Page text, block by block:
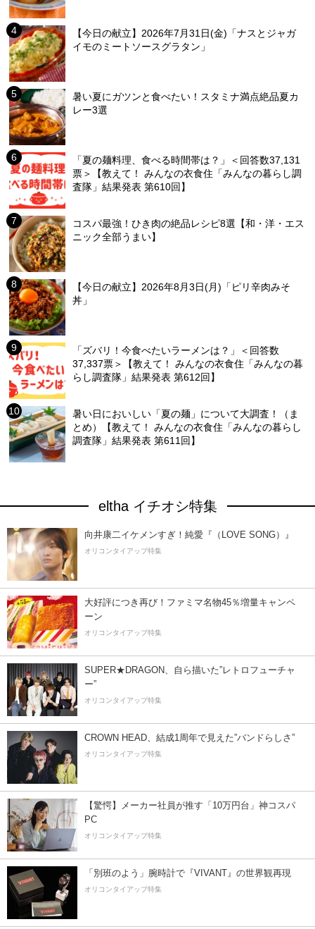
【今日の献立】2026年7月31日(金)「ナスとジャガ
イモのミートソースグラタン」
暑い夏にガツンと食べたい！スタミナ満点絶品夏カ
レー3選
「夏の麺料理、食べる時間帯は？」＜回答数37,131
票＞【教えて！ みんなの衣食住「みんなの暮らし調
査隊」結果発表 第610回】
コスパ最強！ひき肉の絶品レシピ8選【和・洋・エス
ニック全部うまい】
【今日の献立】2026年8月3日(月)「ピリ辛肉みそ
丼」
「ズバリ！今食べたいラーメンは？」＜回答数
37,337票＞【教えて！ みんなの衣食住「みんなの暮
らし調査隊」結果発表 第612回】
暑い日においしい「夏の麺」について大調査！（ま
とめ）【教えて！ みんなの衣食住「みんなの暮らし
調査隊」結果発表 第611回】
eltha イチオシ特集
向井康二イケメンすぎ！純愛『（LOVE SONG）』
オリコンタイアップ特集
大好評につき再び！ファミマ名物45％増量キャンペ
ーン
オリコンタイアップ特集
SUPER★DRAGON、自ら描いた”レトロフューチャ
ー”
オリコンタイアップ特集
CROWN HEAD、結成1周年で見えた”バンドらしさ”
オリコンタイアップ特集
【驚愕】メーカー社員が推す「10万円台」神コスパ
PC
オリコンタイアップ特集
「別班のよう」腕時計で『VIVANT』の世界観再現
オリコンタイアップ特集